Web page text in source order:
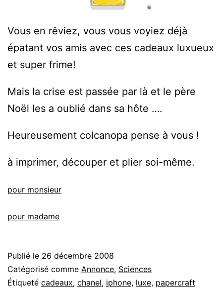
Vous en rêviez, vous vous voyiez déjà
épatant vos amis avec ces cadeaux luxueux
et super frime!
Mais la crise est passée par là et le père
Noël les a oublié dans sa hôte ….
Heureusement colcanopa pense à vous !
à imprimer, découper et plier soi-même.
pour monsieur
pour madame
Publié le 26 décembre 2008
Catégorisé comme Annonce, Sciences
Étiqueté cadeaux, chanel, iphone, luxe, papercraft